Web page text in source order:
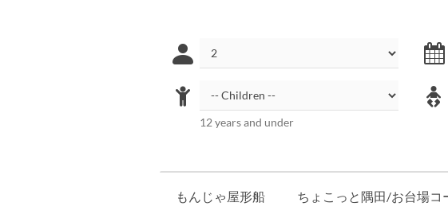
12 years and under
もんじゃ屋形船 ちょこっと隅田/お台場コ